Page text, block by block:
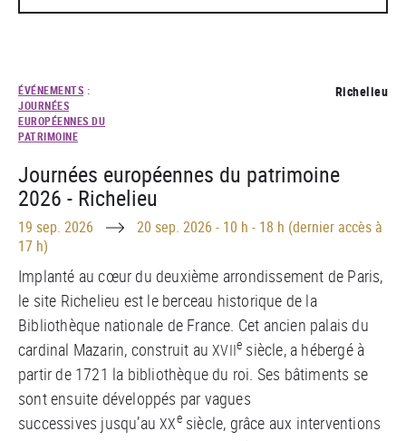
ÉVÉNEMENTS :
JOURNÉES
EUROPÉENNES DU
PATRIMOINE
Richelieu
Journées européennes du patrimoine
2026 - Richelieu
19 sep. 2026 Until 20 sep. 2026 - 10 h - 18 h (dernier accès à
17 h)
Implanté au cœur du deuxième arrondissement de Paris,
le site Richelieu est le berceau historique de la
Bibliothèque nationale de France. Cet ancien palais du
cardinal Mazarin, construit auXVIIe siècle, a hébergé à
partir de 1721 la bibliothèque du roi. Ses bâtiments se
sont ensuite développés par vagues
successives jusqu’auXXesiècle, grâce aux interventions